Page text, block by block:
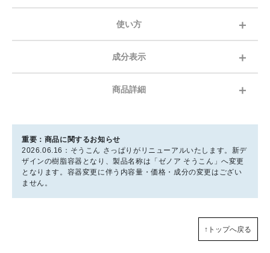
使い方
成分表示
商品詳細
重要：商品に関するお知らせ
2026.06.16：そうこん さっぱりがリニューアルいたします。新デ
ザインの樹脂容器となり、製品名称は「ゼノア そうこん」へ変更
となります。容器変更に伴う内容量・価格・成分の変更はござい
ません。
↑トップへ戻る